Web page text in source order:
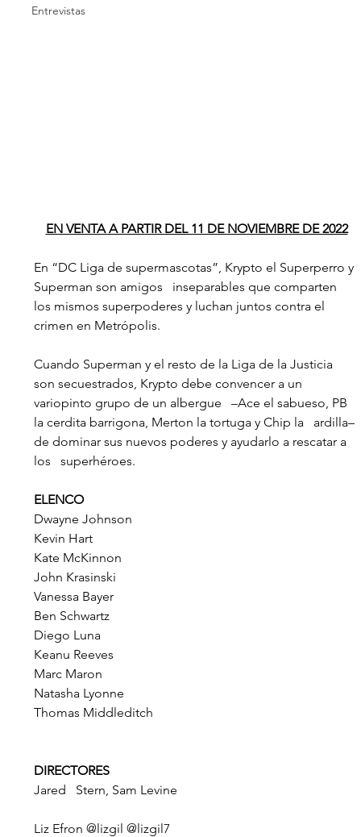
Entrevistas
EN VENTA A PARTIR DEL 11 DE NOVIEMBRE DE 2022
En “DC Liga de supermascotas”, Krypto el Superperro y
Superman son amigos   inseparables que comparten
los mismos superpoderes y luchan juntos contra el
crimen en Metrópolis.
Cuando Superman y el resto de la Liga de la Justicia
son secuestrados, Krypto debe convencer a un
variopinto grupo de un albergue   –Ace el sabueso, PB
la cerdita barrigona, Merton la tortuga y Chip la   ardilla–
de dominar sus nuevos poderes y ayudarlo a rescatar a
los   superhéroes.
ELENCO
Dwayne Johnson
Kevin Hart
Kate McKinnon
John Krasinski
Vanessa Bayer
Ben Schwartz
Diego Luna
Keanu Reeves
Marc Maron
Natasha Lyonne
Thomas Middleditch
DIRECTORES
Jared   Stern, Sam Levine
Liz Efron @lizgil @lizgil7